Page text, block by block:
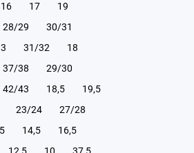
16 17
19
28/29
30/31
31/32
18
37/38
29/30
42/43 18,5
19,5
23/24
27/28
14,5
16,5